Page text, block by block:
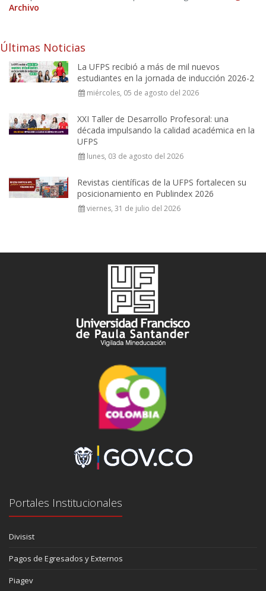
Archivo
Últimas Noticias
La UFPS recibió a más de mil nuevos
estudiantes en la jornada de inducción 2026-2
miércoles, 05 de agosto del 2026
XXI Taller de Desarrollo Profesoral: una
década impulsando la calidad académica en la
UFPS
lunes, 03 de agosto del 2026
Revistas científicas de la UFPS fortalecen su
posicionamiento en Publindex 2026
viernes, 31 de julio del 2026
Portales Institucionales
Divisist
Pagos de Egresados y Externos
Piagev